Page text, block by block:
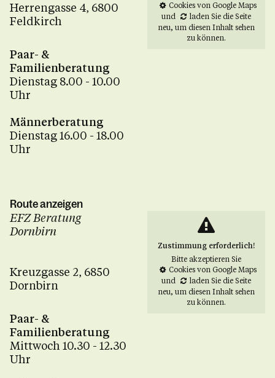
Herrengasse 4, 6800
Feldkirch
Paar- &
Familienberatung
Dienstag 8.00 - 10.00
Uhr
Männerberatung
Dienstag 16.00 - 18.00
Uhr
Route anzeigen
Cookies von Google Maps
und
laden Sie die Seite
neu, um diesen Inhalt sehen
zu können.
EFZ Beratung
Dornbirn
Kreuzgasse 2, 6850
Dornbirn
Paar- &
Familienberatung
Mittwoch 10.30 - 12.30
Uhr
Zustimmung erforderlich!
Bitte akzeptieren Sie
Cookies von Google Maps
und
laden Sie die Seite
neu, um diesen Inhalt sehen
zu können.